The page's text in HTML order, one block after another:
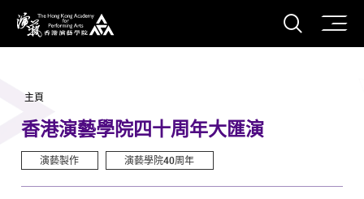
香港演藝學院
打開
主頁
香港演藝學院四十周年大匯演
演藝製作 演藝學院40周年